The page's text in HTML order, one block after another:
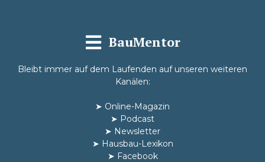
BauMentor
Bleibt immer auf dem Laufenden auf unseren weiteren
Kanälen:
➤ Online-Magazin
➤ Podcast
➤ Newsletter
➤ Hausbau-Lexikon
➤ Facebook